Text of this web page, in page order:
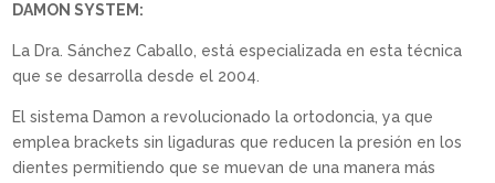
DAMON SYSTEM:
La Dra. Sánchez Caballo, está especializada en esta técnica
que se desarrolla desde el 2004.
El sistema Damon a revolucionado la ortodoncia, ya que
emplea brackets sin ligaduras que reducen la presión en los
dientes permitiendo que se muevan de una manera más